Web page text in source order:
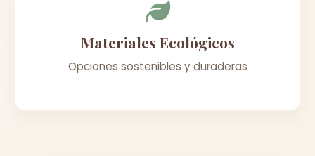
Materiales Ecológicos
Opciones sostenibles y duraderas